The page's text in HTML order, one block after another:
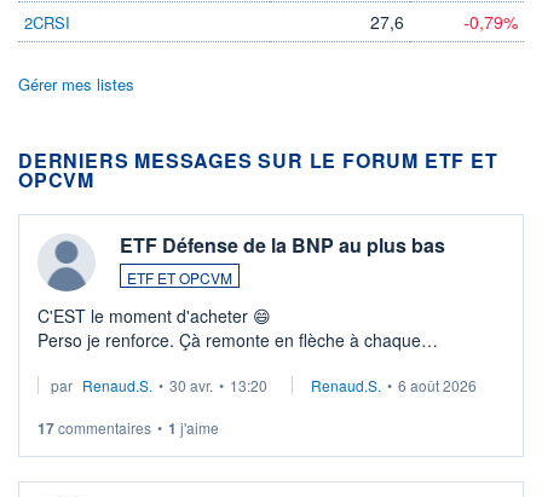
2CRSI 27,6 -0,79%
Gérer mes listes
DERNIERS MESSAGES SUR LE FORUM ETF ET
OPCVM
ETF Défense de la BNP au plus bas
ETF ET OPCVM
C'EST le moment d'acheter 😄​
Perso je renforce. Çà remonte en flèche à chaque
Investissement long terme tip top pour sa retraite.
par Renaud.S. • 30 avr. • 13:20 Renaud.S. • 6 août 2026
17commentaires • 1 j'aime